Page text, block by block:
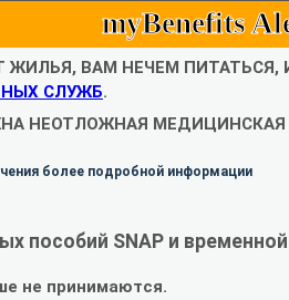
myBenefits
ЖИЛЬЯ, ВАМ НЕЧЕМ
СЛУЖБ.
НЕОТЛОЖНАЯ
более подробной информации
пособий SNAP и
не принимаются.